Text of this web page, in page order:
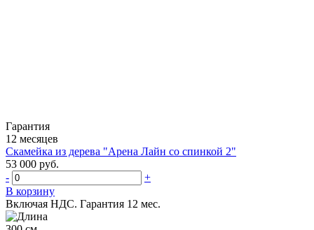
Гарантия
12 месяцев
Скамейка из дерева "Арена Лайн со спинкой 2"
53 000 руб.
-
+
В корзину
Включая НДС. Гарантия 12 мес.